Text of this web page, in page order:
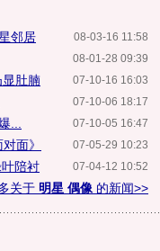
08-03-16 11:58
邻居
08-01-28 09:39
07-10-16 16:03
显肚腩
07-10-06 18:17
07-10-05 16:47
...
07-05-29 10:23
面》
07-04-12 10:52
陪衬
关于 明星 偶像 的新闻>>